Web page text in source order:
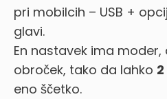
pri mobilcih – USB +
glavi.
En nastavek ima
obroček, tako da lahko
eno ščetko.